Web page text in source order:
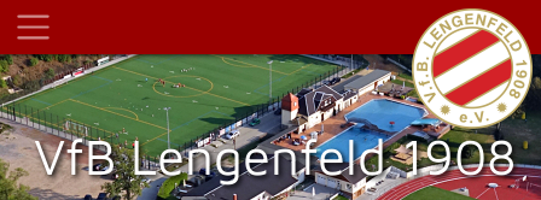
VfB Lengenfeld 1908